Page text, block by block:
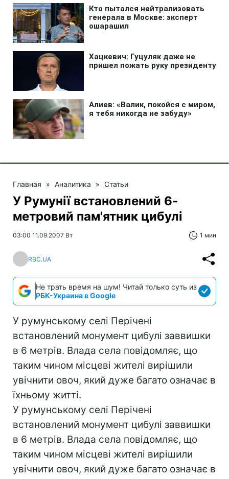
Главная » Аналитика » Статьи
У Румунії встановлений 6-
метровий пам'ятник цибулі
03:00 11.09.2007 Вт 1 мин
RBC.UA
Не трать время на шум! Читай только суть из
РБК-Украина в Google
У румунському селі Перічені
встановлений монумент цибулі заввишки
в 6 метрів. Влада села повідомляє, що
таким чином місцеві жителі вирішили
увічнити овоч, який дуже багато означає в
їхньому житті.
У румунському селі Перічені
встановлений монумент цибулі заввишки
в 6 метрів. Влада села повідомляє, що
таким чином місцеві жителі вирішили
увічнити овоч, який дуже багато означає в